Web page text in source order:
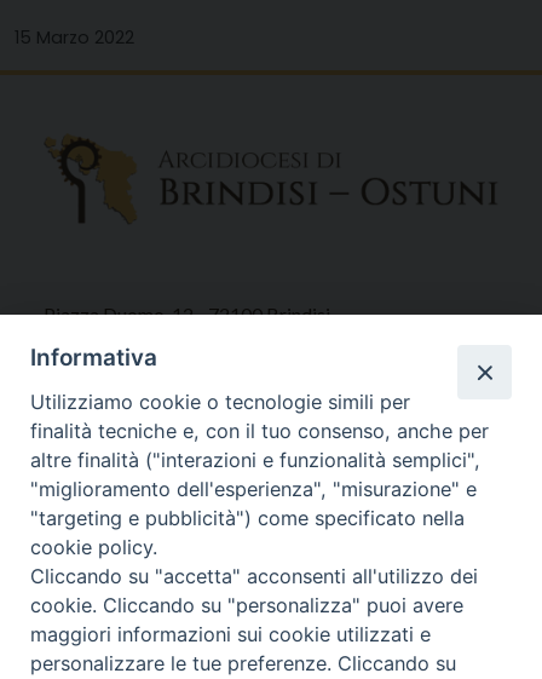
15 Marzo 2022
Piazza Duomo, 12 - 72100 Brindisi
Tel 0831.521958
Fax 0831.528315
Orari Curia
Mar. / Mer. / Giov. ore 9 - 13
nei mesi estivi solo Martedì ore 9 - 13
WebMail
Informativa
Utilizziamo cookie o tecnologie simili per
finalità tecniche e, con il tuo consenso, anche per
altre finalità ("interazioni e funzionalità semplici",
"miglioramento dell'esperienza", "misurazione" e
"targeting e pubblicità") come specificato nella
cookie policy.
Cliccando su "accetta" acconsenti all'utilizzo dei
cookie. Cliccando su "personalizza" puoi avere
maggiori informazioni sui cookie utilizzati e
personalizzare le tue preferenze. Cliccando su